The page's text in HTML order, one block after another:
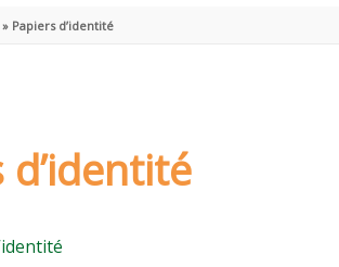
PRINCIPAL
Papiers d’identité
d’identité